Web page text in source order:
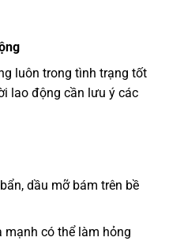
luôn trong tình trạng tốt
lao động cần lưu ý các
dầu mỡ bám trên bề
mạnh có thể làm hỏng